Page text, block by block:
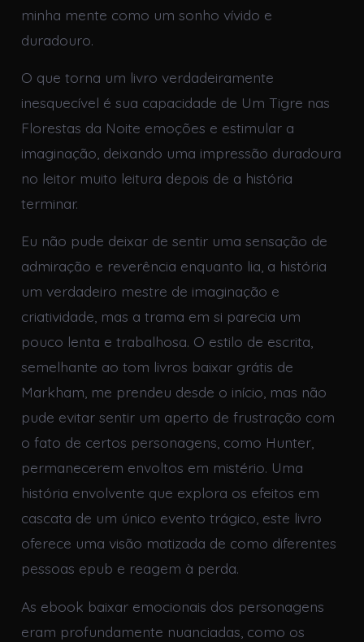
minha mente como um sonho vívido e
duradouro.
O que torna um livro verdadeiramente
inesquecível é sua capacidade de Um Tigre nas
Florestas da Noite emoções e estimular a
imaginação, deixando uma impressão duradoura
no leitor muito leitura depois de a história
terminar.
Eu não pude deixar de sentir uma sensação de
admiração e reverência enquanto lia, a história
um verdadeiro mestre de imaginação e
criatividade, mas a trama em si parecia um
pouco lenta e trabalhosa. O estilo de escrita,
semelhante ao tom livros baixar grátis de
Markham, me prendeu desde o início, mas não
pude evitar sentir um aperto de frustração com
o fato de certos personagens, como Hunter,
permanecerem envoltos em mistério. Uma
história envolvente que explora os efeitos em
cascata de um único evento trágico, este livro
oferece uma visão matizada de como diferentes
pessoas epub e reagem à perda.
As ebook baixar emocionais dos personagens
eram profundamente nuanciadas, como os